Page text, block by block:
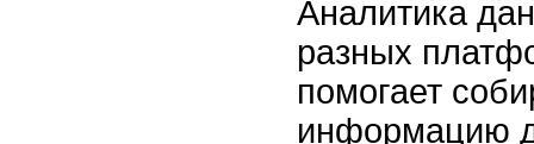
Аналитика
разных
помогает
информацию